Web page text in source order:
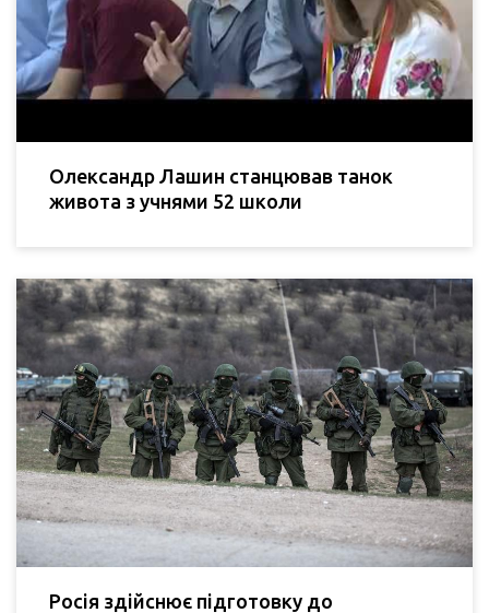
Олександр Лашин станцював танок
живота з учнями 52 школи
Росія здійснює підготовку до